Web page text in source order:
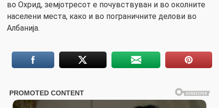
во Охрид, земјотресот е почувствуван и во околните
населени места, како и во пограничните делови во
Албанија.